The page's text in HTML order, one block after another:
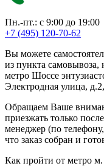
Пн.-пт.: с 9:00 до 19:00
+7 (495) 120-70-62
Вы можете
из пункта
метро Шоссе
Электродная улица,
Обращаем Ваше
приезжать только
менеджер (по
что заказ собран и
Как пройти от метро